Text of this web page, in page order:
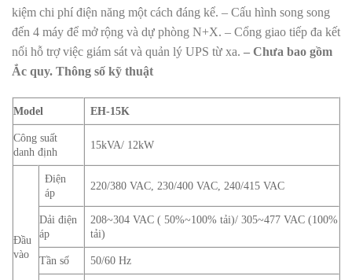
kiệm chi phí điện năng một cách đáng kể. – Cấu hình song song
đến 4 máy để mở rộng và dự phòng N+X. – Cổng giao tiếp đa kết
nối hỗ trợ việc giám sát và quản lý UPS từ xa. – Chưa bao gồm
Ắc quy. Thông số kỹ thuật
Model EH-15K
Công suất
danh định
15kVA/ 12kW
Đầu
vào
Điện
áp
220/380 VAC, 230/400 VAC, 240/415 VAC
Dải điện
áp
208~304 VAC ( 50%~100% tải)/ 305~477 VAC (100%
tải)
Tần số 50/60 Hz